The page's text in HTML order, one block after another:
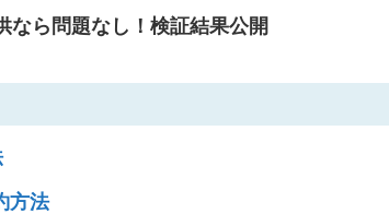
なら問題なし！検証結果公開
方法